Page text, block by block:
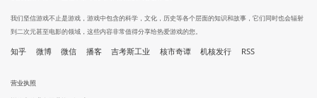
我们坚信游戏不止是游戏，游戏中包含的科学，文化，历史等各个层面的知识和故事，它们同时也会辐射
到二次元甚至电影的领域，这些内容非常值得分享给热爱游戏的您。
知乎 微博 微信 播客 吉考斯工业 核市奇谭 机核发行 RSS
营业执照